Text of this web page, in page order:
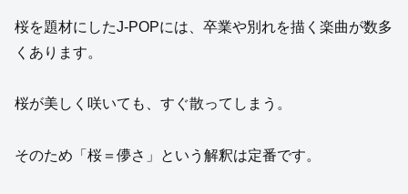
桜を題材にしたJ-POPには、卒業や別れを描く楽曲が数多
くあります。
桜が美しく咲いても、すぐ散ってしまう。
そのため「桜＝儚さ」という解釈は定番です。